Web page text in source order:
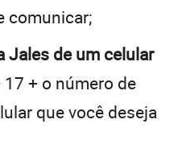
comunicar;
Jales de um celular
+ o número de
que você deseja